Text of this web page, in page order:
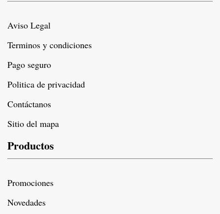
Aviso Legal
Terminos y condiciones
Pago seguro
Politica de privacidad
Contáctanos
Sitio del mapa
Productos
Promociones
Novedades